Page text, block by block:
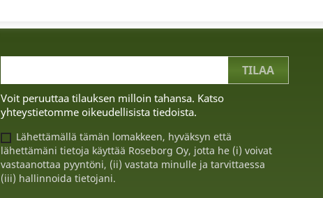
Voit peruuttaa tilauksen milloin tahansa. Katso
yhteystietomme oikeudellisista tiedoista.
Lähettämällä tämän lomakkeen, hyväksyn että
lähettämäni tietoja käyttää Roseborg Oy, jotta he (i) voivat
vastaanottaa pyyntöni, (ii) vastata minulle ja tarvittaessa
(iii) hallinnoida tietojani.